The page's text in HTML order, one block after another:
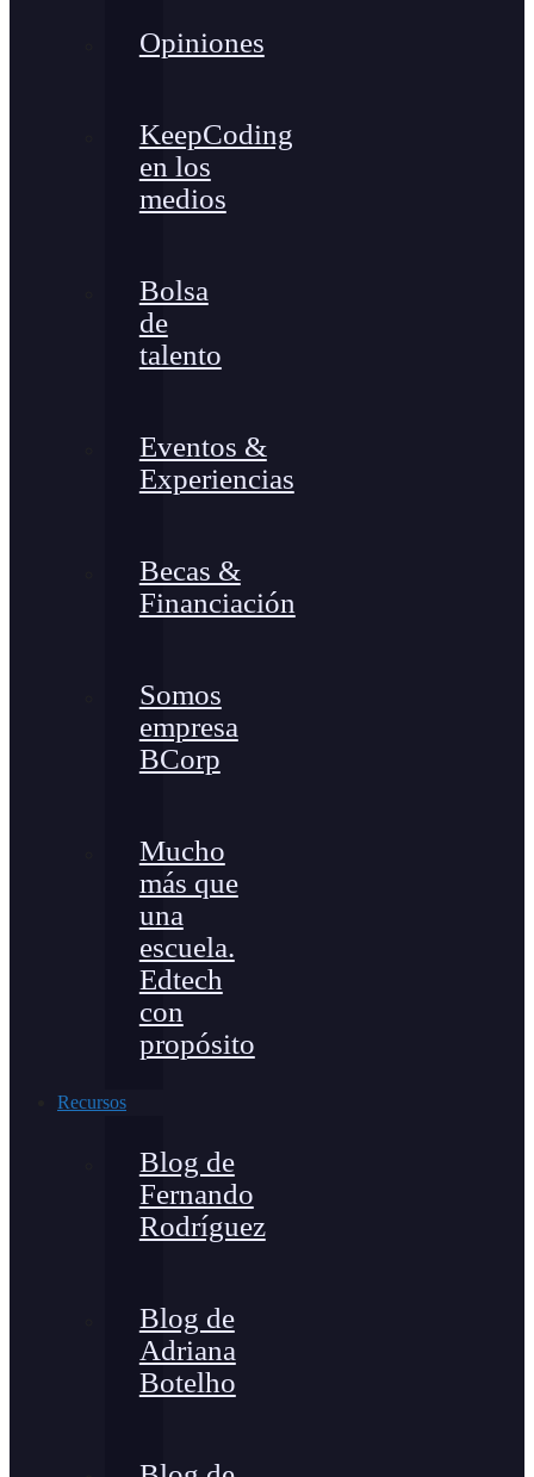
Opiniones
KeepCoding
en los
medios
Bolsa
de
talento
Eventos &
Experiencias
Becas &
Financiación
Somos
empresa
BCorp
Mucho
más que
una
escuela.
Edtech
con
propósito
Recursos
Blog de
Fernando
Rodríguez
Blog de
Adriana
Botelho